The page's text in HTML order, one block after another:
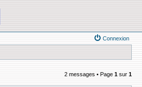
Connexion
2 messages • Page 1 sur 1